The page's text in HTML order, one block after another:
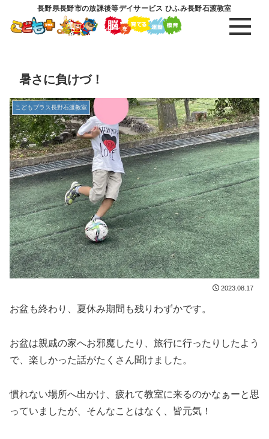
長野県長野市の放課後等デイサービス ひふみ長野石渡教室
暑さに負けづ！
こどもプラス長野石渡教室
2023.08.17
お盆も終わり、夏休み期間も残りわずかです。
お盆は親戚の家へお邪魔したり、旅行に行ったりしたよう
で、楽しかった話がたくさん聞けました。
慣れない場所へ出かけ、疲れて教室に来るのかなぁーと思
っていましたが、そんなことはなく、皆元気！